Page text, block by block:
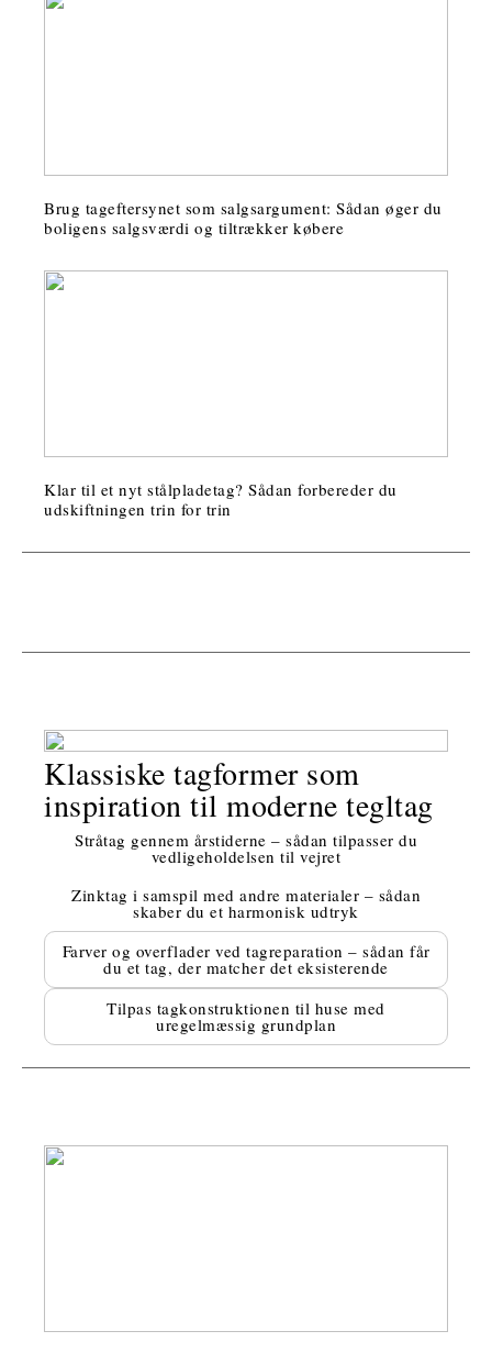
Brug tageftersynet som salgsargument: Sådan øger du
boligens salgsværdi og tiltrækker købere
Klar til et nyt stålpladetag? Sådan forbereder du
udskiftningen trin for trin
Klassiske tagformer som
inspiration til moderne tegltag
Stråtag gennem årstiderne – sådan tilpasser du
vedligeholdelsen til vejret
Zinktag i samspil med andre materialer – sådan
skaber du et harmonisk udtryk
Farver og overflader ved tagreparation – sådan får
du et tag, der matcher det eksisterende
Tilpas tagkonstruktionen til huse med
uregelmæssig grundplan